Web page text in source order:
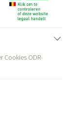
Cookies ODR-